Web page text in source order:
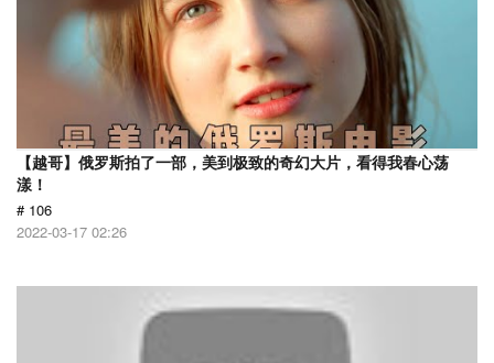
【越哥】俄罗斯拍了一部，美到极致的奇幻大片，看得我春心荡
漾！
# 106
2022-03-17 02:26